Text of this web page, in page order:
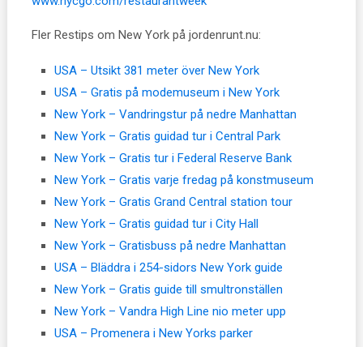
Fler Restips om New York på jordenrunt.nu:
USA – Utsikt 381 meter över New York
USA – Gratis på modemuseum i New York
New York – Vandringstur på nedre Manhattan
New York – Gratis guidad tur i Central Park
New York – Gratis tur i Federal Reserve Bank
New York – Gratis varje fredag på konstmuseum
New York – Gratis Grand Central station tour
New York – Gratis guidad tur i City Hall
New York – Gratisbuss på nedre Manhattan
USA – Bläddra i 254-sidors New York guide
New York – Gratis guide till smultronställen
New York – Vandra High Line nio meter upp
USA – Promenera i New Yorks parker